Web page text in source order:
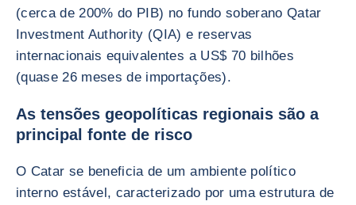
(cerca de 200% do PIB) no fundo soberano Qatar
Investment Authority (QIA) e reservas
internacionais equivalentes a US$ 70 bilhões
(quase 26 meses de importações).
As tensões geopolíticas regionais são a
principal fonte de risco
O Catar se beneficia de um ambiente político
interno estável, caracterizado por uma estrutura de